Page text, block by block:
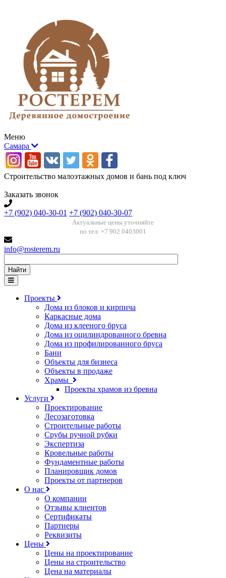
Меню
Самара
Строительство малоэтажных домов и бань под ключ
Заказать звонок
+7 (902) 040-30-01 +7 (902) 040-30-07
Актуальные цены уточняйте
по тел: +7 902 0403001
info@rosterem.ru
Найти
Проекты
Дома из блоков и кирпича
Каркасные дома
Дома из клееного бруса
Дома из оцилиндрованного бревна
Дома из профилированного бруса
Бани
Объекты для бизнеса
Объекты в продаже
Храмы
Проекты храмов из бревна
Услуги
Проектирование
Лесозаготовка
Строительные работы
Срубы ручной рубки
Экспертиза
Кровельные работы
Фундаментные работы
Планировщик домов
Проекты от партнеров
О нас
О компании
Отзывы клиентов
Сертификаты
Партнеры
Реквизиты
Цены
Цены на проектирование
Цены на строительство
Цена на материалы